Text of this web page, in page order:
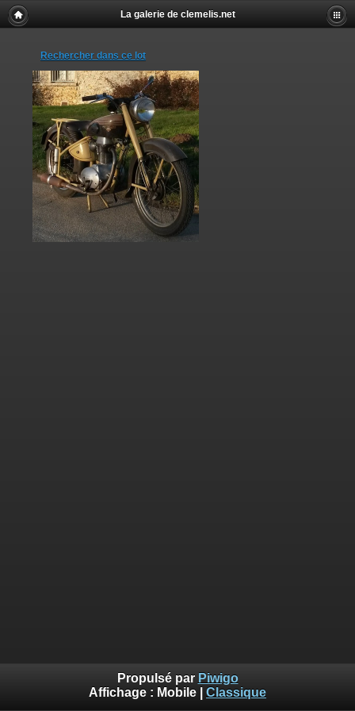
La galerie de clemelis.net
Rechercher dans ce lot
Propulsé par Piwigo
Affichage : Mobile Classique